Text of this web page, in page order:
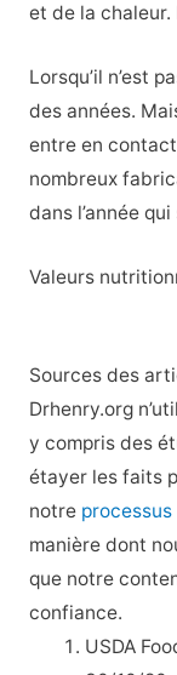
et de la
Lorsqu’il n’est
des années.
entre en contact
nombreux
dans l’année
Valeurs
Sources des
Drhenry.org
y compris des
étayer les faits
notre
manière dont
que notre
confiance.
USDA